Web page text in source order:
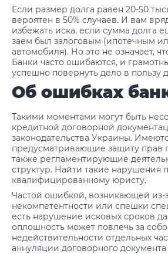
Если размер долга равен 20-50
вероятен в 50% случаев. И вам
избежать иска, если сумма долга
заем был залоговым (ипотечным
автомобиля). Но это не означает,
Банки часто ошибаются, и
успешно повернуть дело в пользу
Об ошибках
Такими моментами могут быть
кредитной договорной
законодательства Украины.
предусматривающие защиту прав
также регламентирующие
структур. Найти такие нарушения
квалифицированному юристу.
Частой ошибкой, возникающей из-
некомпетентности или спешки
есть нарушение исковых сроков
оплошность может повлечь за
недействительности отдельных
аннуляции договорного